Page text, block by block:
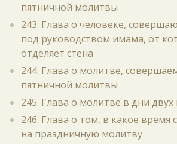
пятничной молитвы
243. Глава о человеке,
под руководством имама, от
отделяет стена
244. Глава о молитве,
пятничной молитвы
245. Глава о молитве в дни
246. Глава о том, в какое время
на праздничную молитву